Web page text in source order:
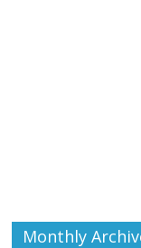
Monthly